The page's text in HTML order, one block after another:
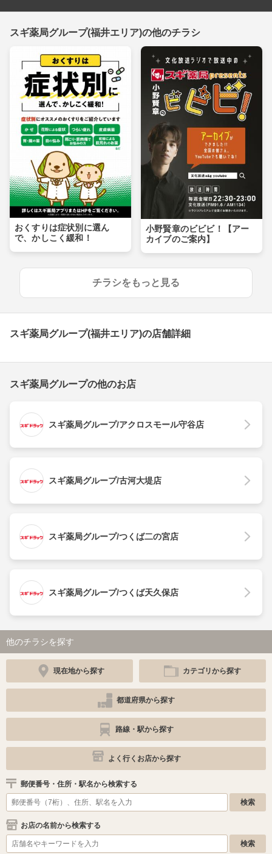
スギ薬局グループ(福井エリア)の他のチラシ
おくすりは症状別に選ん
で、かしこく緩和！
小野賢章のビビビ！【アー
カイブのご案内】
チラシをもっと見る
スギ薬局グループ(福井エリア)の店舗詳細
スギ薬局グループの他のお店
スギ薬局グループ/アクロスモール守谷店
スギ薬局グループ/古河大堤店
スギ薬局グループ/つくば二の宮店
スギ薬局グループ/つくば天久保店
他のチラシを探す
現在地から探す カテゴリから探す
都道府県から探す
路線・駅から探す
よく行くお店から探す
郵便番号・住所・駅名から検索する
お店の名前から検索する